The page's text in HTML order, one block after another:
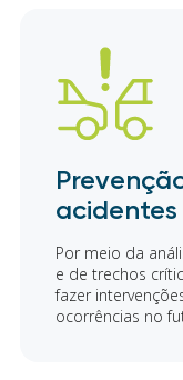
acidentes
Por meio da
e de trechos
fazer
ocorrências no